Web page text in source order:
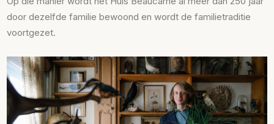
door dezelfde familie bewoond en wordt de familietraditie
voortgezet.